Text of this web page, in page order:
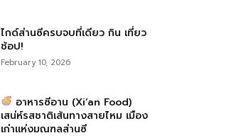
ไกด์ส่านซีครบจบที่เดียว กิน เที่ยว
ช้อป!
February 10, 2026
อาหารซีอาน (Xi’an Food)
เสน่ห์รสชาติเส้นทางสายไหม เมือง
เก่าแห่งมณฑลส่านซี